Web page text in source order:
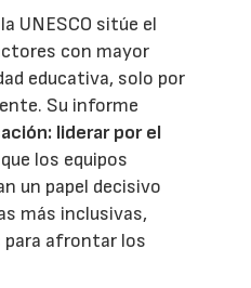
UNESCO sitúe el
con mayor
educativa, solo por
Su informe
liderar por el
los equipos
un papel decisivo
más inclusivas,
para afrontar los